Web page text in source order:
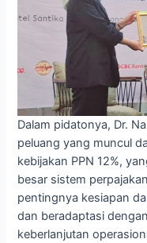
Dalam pidatonya, Dr.
peluang yang muncul
kebijakan PPN 12%,
besar sistem
pentingnya kesiapan
dan beradaptasi
keberlanjutan